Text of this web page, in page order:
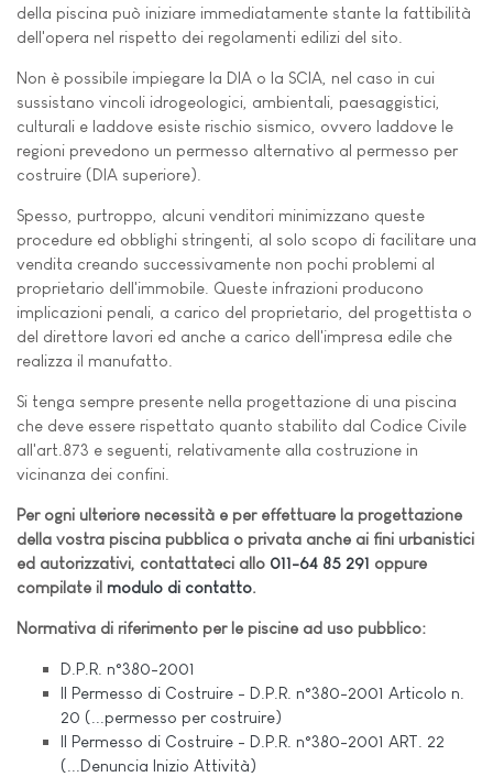
della piscina può iniziare immediatamente stante la fattibilità
dell'opera nel rispetto dei regolamenti edilizi del sito.
Non è possibile impiegare la DIA o la SCIA, nel caso in cui
sussistano vincoli idrogeologici, ambientali, paesaggistici,
culturali e laddove esiste rischio sismico, ovvero laddove le
regioni prevedono un permesso alternativo al permesso per
costruire (DIA superiore).
Spesso, purtroppo, alcuni venditori minimizzano queste
procedure ed obblighi stringenti, al solo scopo di facilitare una
vendita creando successivamente non pochi problemi al
proprietario dell'immobile. Queste infrazioni producono
implicazioni penali, a carico del proprietario, del progettista o
del direttore lavori ed anche a carico dell'impresa edile che
realizza il manufatto.
Si tenga sempre presente nella progettazione di una piscina
che deve essere rispettato quanto stabilito dal Codice Civile
all'art.873 e seguenti, relativamente alla costruzione in
vicinanza dei confini.
Per ogni ulteriore necessità e per effettuare la progettazione
della vostra piscina pubblica o privata anche ai fini urbanistici
ed autorizzativi, contattateci allo 011-64 85 291 oppure
compilate il modulo di contatto.
Normativa di riferimento per le piscine ad uso pubblico:
D.P.R. n°380-2001
Il Permesso di Costruire - D.P.R. n°380-2001 Articolo n.
20 (...permesso per costruire)
Il Permesso di Costruire - D.P.R. n°380-2001 ART. 22
(...Denuncia Inizio Attività)